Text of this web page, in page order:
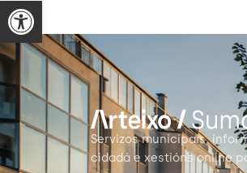
Servizos municipais,
cidadá e xestións online